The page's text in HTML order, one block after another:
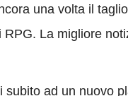
una volta il
La migliore
ad un nuovo